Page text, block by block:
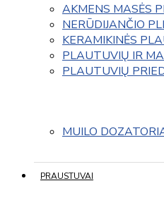
AKMENS MASĖS
NERŪDIJANČIO
KERAMIKINĖS
PLAUTUVIŲ IR
PLAUTUVIŲ
MUILO
PRAUSTUVAI